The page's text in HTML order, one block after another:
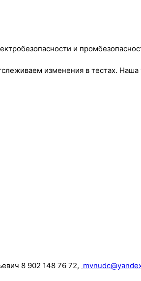
и
изменения в тестах. Наша
8 902 148 76 72,